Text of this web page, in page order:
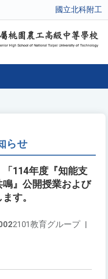
國立北科附工
らせ
114年度『知能支
』公開授業および
す。
2101教育グループ |